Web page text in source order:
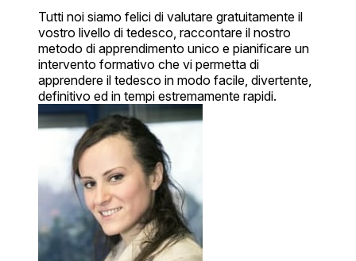
Tutti noi siamo felici di valutare gratuitamente il
vostro livello di tedesco, raccontare il nostro
metodo di apprendimento unico e pianificare un
intervento formativo che vi permetta di
apprendere il tedesco in modo facile, divertente,
definitivo ed in tempi estremamente rapidi.